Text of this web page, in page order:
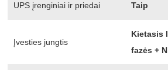
UPS įrenginiai ir priedai Taip
Įvesties jungtis
Kietasis
fazės +